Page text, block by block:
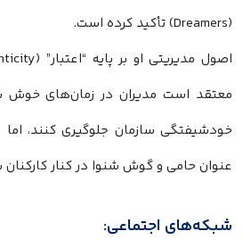
(Dreamers) تأکید کرده است.
معتقد است مدیران در زمان‌های خوش
خودشیفتگی سازمان جلوگیری کنند، اما
عنوان حامی و گوش شنوا در کنار کارکنان
شبکه‌های اجتماعی: